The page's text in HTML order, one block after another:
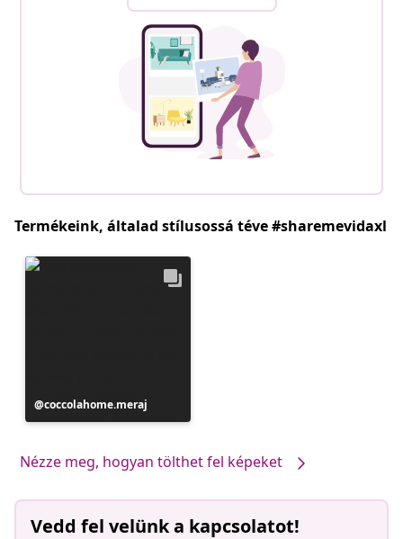
Termékeink, általad stílusossá téve #sharemevidaxl
Bejegyzés
közzétevője
coccolahome.meraj
Nézze meg, hogyan tölthet fel képeket
Vedd fel velünk a kapcsolatot!